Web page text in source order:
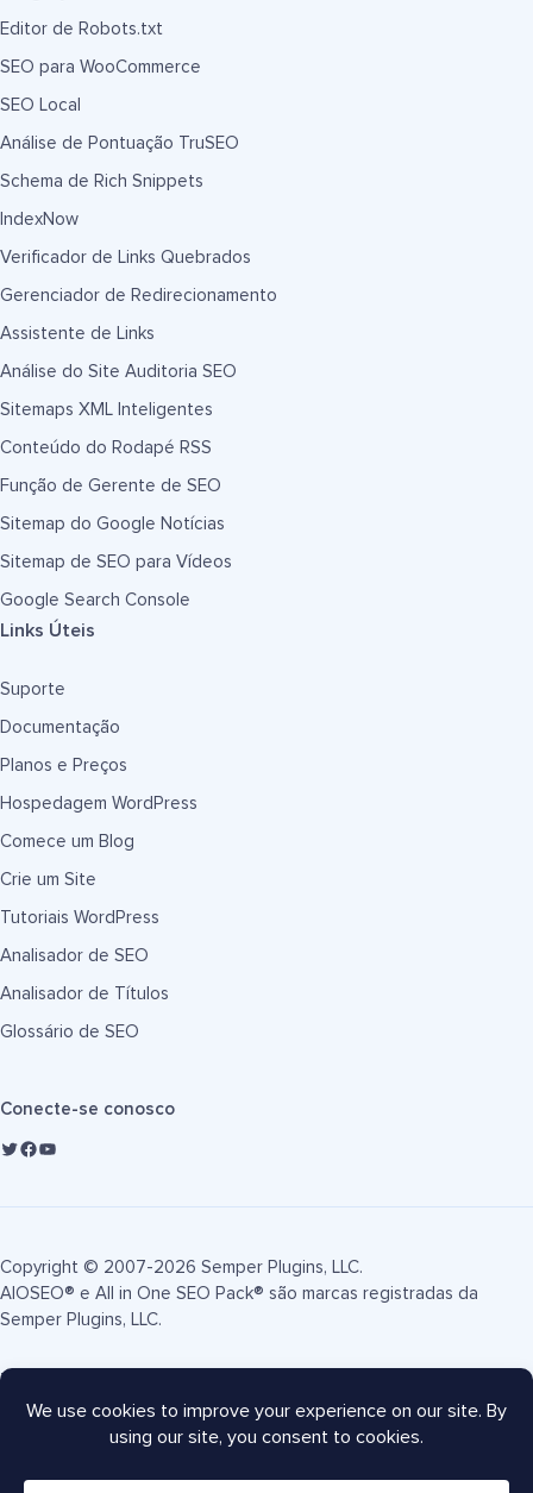
Editor de Robots.txt
SEO para WooCommerce
SEO Local
Análise de Pontuação TruSEO
Schema de Rich Snippets
IndexNow
Verificador de Links Quebrados
Gerenciador de Redirecionamento
Assistente de Links
Análise do Site Auditoria SEO
Sitemaps XML Inteligentes
Conteúdo do Rodapé RSS
Função de Gerente de SEO
Sitemap do Google Notícias
Sitemap de SEO para Vídeos
Google Search Console
Links Úteis
Suporte
Documentação
Planos e Preços
Hospedagem WordPress
Comece um Blog
Crie um Site
Tutoriais WordPress
Analisador de SEO
Analisador de Títulos
Glossário de SEO
Conecte-se conosco
Copyright © 2007-2026 Semper Plugins, LLC.
AIOSEO® e All in One SEO Pack® são marcas registradas da
Semper Plugins, LLC.
Termos de Serviço
Mapa do site
Cupom AIOSEO